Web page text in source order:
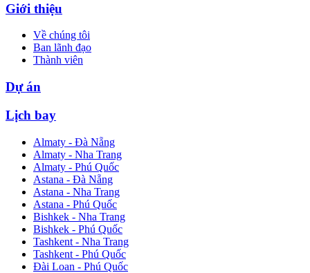
Giới thiệu
Về chúng tôi
Ban lãnh đạo
Thành viên
Dự án
Lịch bay
Almaty - Đà Nẵng
Almaty - Nha Trang
Almaty - Phú Quốc
Astana - Đà Nẵng
Astana - Nha Trang
Astana - Phú Quốc
Bishkek - Nha Trang
Bishkek - Phú Quốc
Tashkent - Nha Trang
Tashkent - Phú Quốc
Đài Loan - Phú Quốc